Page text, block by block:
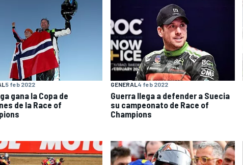
5 feb 2022
gana la Copa de
de la Race of
GENERAL 4 feb 2022
Guerra llega a defender a Suecia
su campeonato de Race of
Champions